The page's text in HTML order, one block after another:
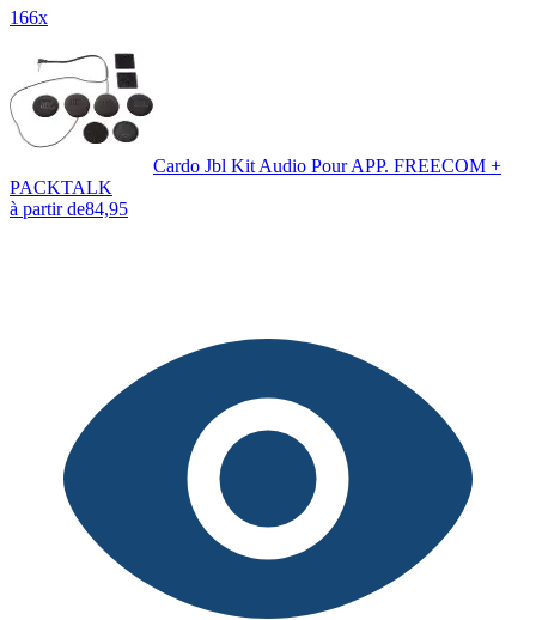
166x
Cardo Jbl Kit Audio Pour APP. FREECOM +
PACKTALK
à partir de84,95